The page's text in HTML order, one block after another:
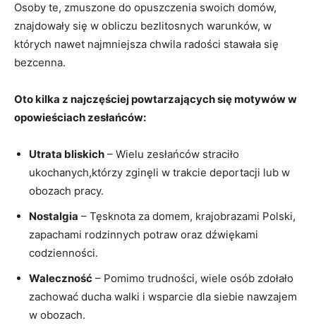
Osoby te, zmuszone do opuszczenia swoich domów,
znajdowały się w obliczu bezlitosnych warunków, w
których nawet najmniejsza chwila radości stawała się
bezcenna.
Oto kilka z najczęściej powtarzających się motywów w
opowieściach zesłańców:
Utrata bliskich – Wielu zesłańców straciło
ukochanych,którzy zginęli w trakcie deportacji lub w
obozach pracy.
Nostalgia – Tęsknota za domem, krajobrazami Polski,
zapachami rodzinnych potraw oraz dźwiękami
codzienności.
Waleczność – Pomimo trudności, wiele osób zdołało
zachować ducha walki i wsparcie dla siebie nawzajem
w obozach.